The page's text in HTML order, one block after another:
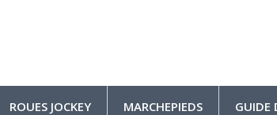
ROUES JOCKEY MARCHEPIEDS GUIDE